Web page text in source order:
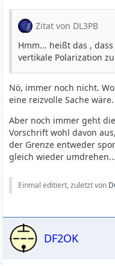
Zitat von DL3PB
Hmm... heißt das ,
vertikale Polarization
Nö, immer noch nicht.
eine reizvolle Sache wäre.
Aber noch immer geht
Vorschrift wohl davon
der Grenze entweder
gleich wieder
Einmal editiert, zuletzt von
DF2OK